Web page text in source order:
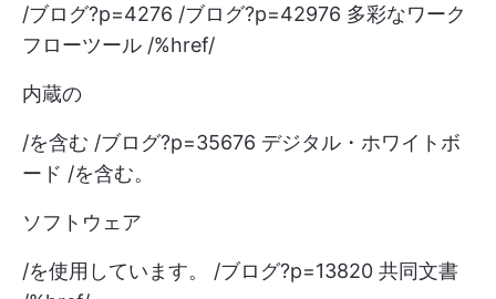
/ブログ?p=4276 /ブログ?p=42976 多彩なワーク
フローツール /%href/
内蔵の
/を含む /ブログ?p=35676 デジタル・ホワイトボ
ード /を含む。
ソフトウェア
/を使用しています。 /ブログ?p=13820 共同文書